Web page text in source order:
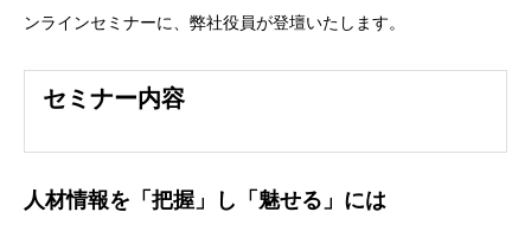
ンラインセミナーに、弊社役員が登壇いたします。
セミナー内容
人材情報を「把握」し「魅せる」には